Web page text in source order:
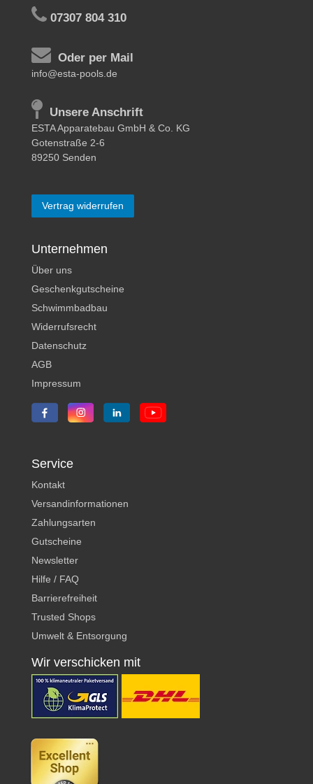
07307 804 310
Oder per Mail
info@esta-pools.de
Unsere Anschrift
ESTA Apparatebau GmbH & Co. KG
Gotenstraße 2-6
89250 Senden
Vertrag widerrufen
Unternehmen
Über uns
Geschenkgutscheine
Schwimmbadbau
Widerrufsrecht
Datenschutz
AGB
Impressum
Service
Kontakt
Versandinformationen
Zahlungsarten
Gutscheine
Newsletter
Hilfe / FAQ
Barrierefreiheit
Trusted Shops
Umwelt & Entsorgung
Wir verschicken mit